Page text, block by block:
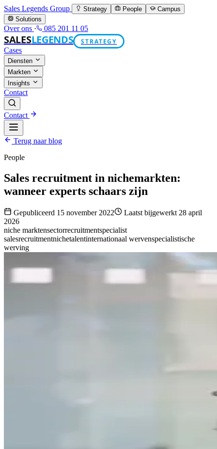
Sales Legends Group Strategy People
Campus
Solutions
Over ons · 085 201 11 05
SALESLEGENDS
STRATEGY
Cases
Diensten
Markten
Insights
Contact
Contact
Terug naar blog
People
Sales recruitment in nichemarkten:
wanneer experts schaars zijn
Gepubliceerd 15 november 2022
Laatst bijgewerkt 28 april
2026
niche marktensectorrecruitmentspecialist
salesrecruitmentnichetalentinternationaal wervenspecialistische
werving